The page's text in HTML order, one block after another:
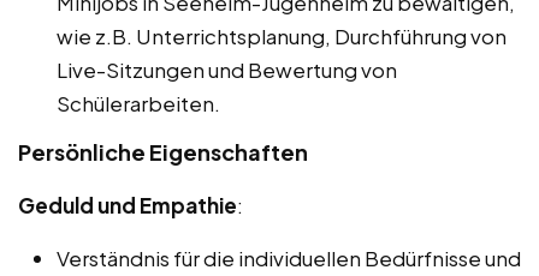
wie z.B. Unterrichtsplanung, Durchführung von
Live-Sitzungen und Bewertung von
Schülerarbeiten.
Persönliche Eigenschaften
Geduld und Empathie:
Verständnis für die individuellen Bedürfnisse und